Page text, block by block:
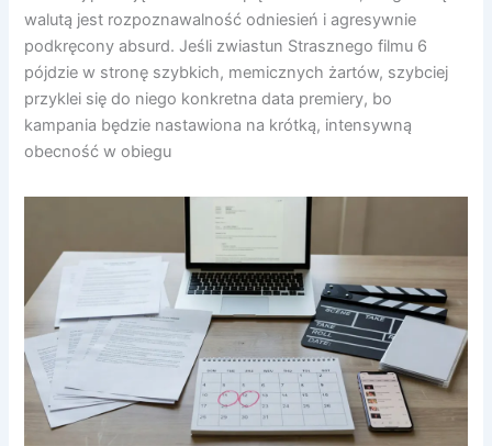
walutą jest rozpoznawalność odniesień i agresywnie
podkręcony absurd. Jeśli zwiastun Strasznego filmu 6
pójdzie w stronę szybkich, memicznych żartów, szybciej
przyklei się do niego konkretna data premiery, bo
kampania będzie nastawiona na krótką, intensywną
obecność w obiegu